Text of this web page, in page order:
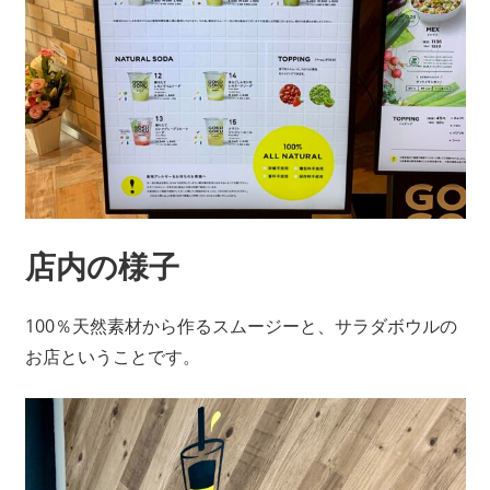
店内の様子
100％天然素材から作るスムージーと、サラダボウルの
お店ということです。